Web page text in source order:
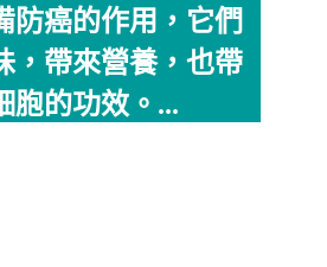
防癌的作用，它們
，帶來營養，也帶
胞的功效。...